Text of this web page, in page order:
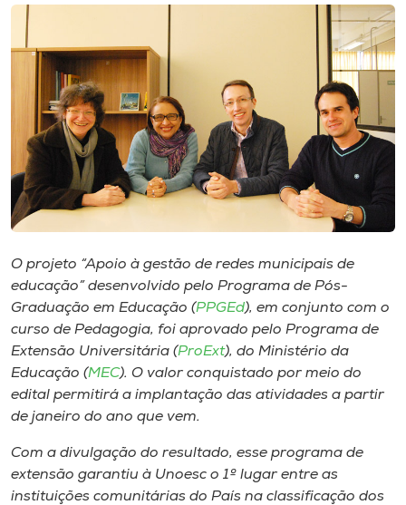
CPA
Biblioteca
Editora
Rádio
Unoesc
Store
Selecione
o idioma
O projeto “Apoio à gestão de redes municipais de
educação” desenvolvido pelo Programa de Pós-
Graduação em Educação (PPGEd), em conjunto com o
curso de Pedagogia, foi aprovado pelo Programa de
Extensão Universitária (ProExt), do Ministério da
Educação (MEC). O valor conquistado por meio do
edital permitirá a implantação das atividades a partir
de janeiro do ano que vem.
Com a divulgação do resultado, esse programa de
extensão garantiu à Unoesc o 1º lugar entre as
instituições comunitárias do País na classificação dos